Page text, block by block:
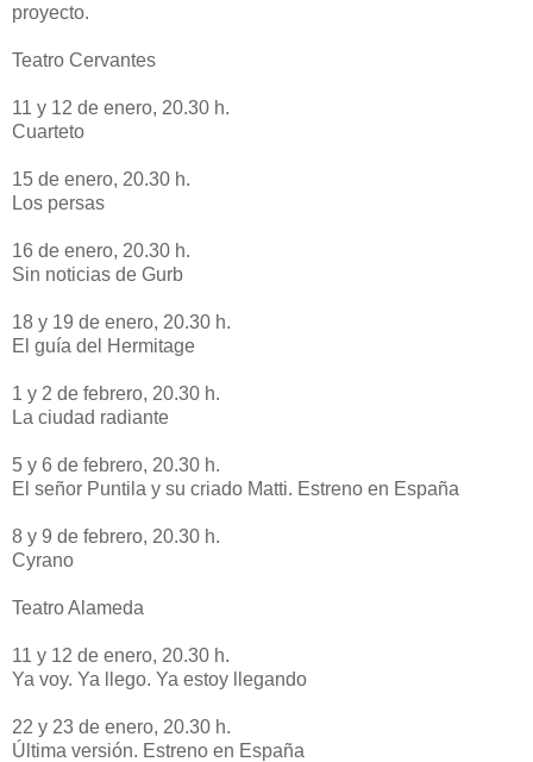
proyecto.
Teatro Cervantes
11 y 12 de enero, 20.30 h.
Cuarteto
15 de enero, 20.30 h.
Los persas
16 de enero, 20.30 h.
Sin noticias de Gurb
18 y 19 de enero, 20.30 h.
El guía del Hermitage
1 y 2 de febrero, 20.30 h.
La ciudad radiante
5 y 6 de febrero, 20.30 h.
El señor Puntila y su criado Matti. Estreno en España
8 y 9 de febrero, 20.30 h.
Cyrano
Teatro Alameda
11 y 12 de enero, 20.30 h.
Ya voy. Ya llego. Ya estoy llegando
22 y 23 de enero, 20.30 h.
Última versión. Estreno en España